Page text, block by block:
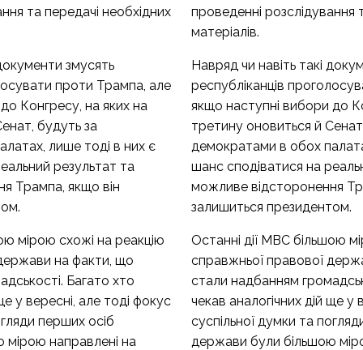
та передачі необхідних
змусять
проти Трампа, але
Конгресу, на яких на
будуть за
лише тоді в них є
результат та
Трампа, якщо він
мірою схожі на реакцію
на факти, що
Багато хто
у вересні, але тоді фокус
перших осіб
направлені на
проведенні розслідування
матеріалів.
Навряд чи навіть такі
республіканців
якщо наступні вибори до
третину оновиться й
демократами в обох
шанс сподіватися на
можливе відсторонення
залишиться президентом.
Останні дії МВС більшою
справжньої правової
стали надбанням
чекав аналогічних дій ще у
суспільної думки та
держави були більшою